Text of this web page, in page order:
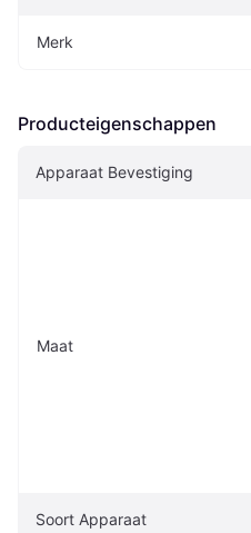
Merk
Producteigenschappen
Apparaat Bevestiging
Maat
Soort Apparaat